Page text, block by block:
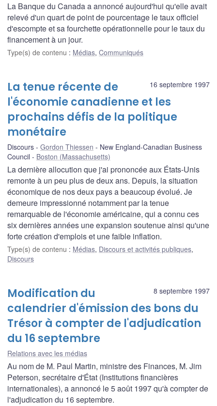
La Banque du Canada a annoncé aujourd'hui qu'elle avait
relevé d'un quart de point de pourcentage le taux officiel
d'escompte et sa fourchette opérationnelle pour le taux du
financement à un jour.
Type(s) de contenu : Médias, Communiqués
16 septembre 1997
La tenue récente de
l'économie canadienne et les
prochains défis de la politique
monétaire
Discours Gordon Thiessen
New England-Canadian Business
Council
Boston (Massachusetts)
La dernière allocution que j'ai prononcée aux États-Unis
remonte à un peu plus de deux ans. Depuis, la situation
économique de nos deux pays a beaucoup évolué. Je
demeure impressionné notamment par la tenue
remarquable de l'économie américaine, qui a connu ces
six dernières années une expansion soutenue ainsi qu'une
forte création d'emplois et une faible inflation.
Type(s) de contenu : Médias, Discours et activités publiques,
Discours
8 septembre 1997
Modification du
calendrier d'émission des bons du
Trésor à compter de l'adjudication
du 16 septembre
Relations avec les médias
Au nom de M. Paul Martin, ministre des Finances, M. Jim
Peterson, secrétaire d'État (Institutions financières
internationales), a annoncé le 5 août 1997 qu'à compter de
l'adjudication du 16 septembre.